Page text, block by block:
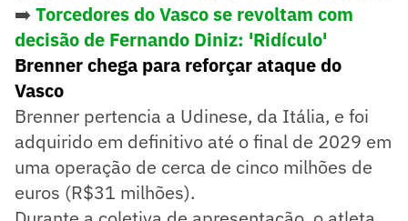
➡️ Torcedores do Vasco se revoltam com
decisão de Fernando Diniz: 'Ridículo'
Brenner chega para reforçar ataque do
Vasco
Brenner pertencia a Udinese, da Itália, e foi
adquirido em definitivo até o final de 2029 em
uma operação de cerca de cinco milhões de
euros (R$31 milhões).